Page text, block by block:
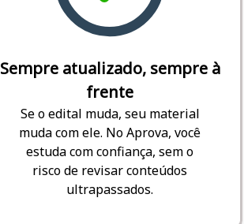
Sempre atualizado, sempre à
frente
Se o edital muda, seu material
muda com ele. No Aprova, você
estuda com confiança, sem o
risco de revisar conteúdos
ultrapassados.